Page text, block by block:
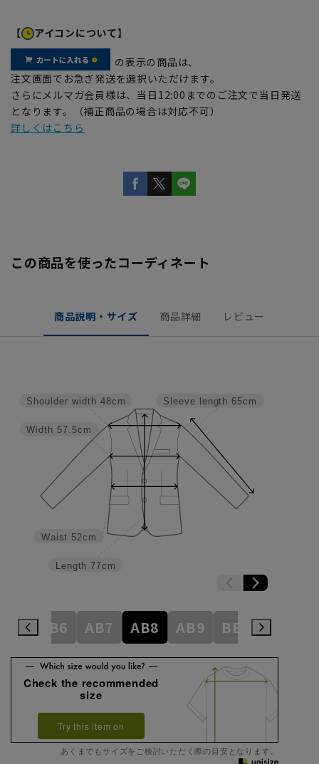
【 アイコンについて】
の表示の商品は、
注文画面でお急ぎ発送を選択いただけます。
さらにメルマガ会員様は、当日12:00までのご注文で当日発送
となります。（補正商品の場合は対応不可）
詳しくはこちら
この商品を使ったコーディネート
商品説明・サイズ 商品詳細 レビュー
Sleeve length 65cm
Length 77cm
Waist 52cm
Width 57.5cm
Shoulder width 48cm
AB6 AB7 AB8 AB9 BE3 BE4
Check the recommended
size
Try this item on
あくまでもサイズをご検討いただく際の目安となります。